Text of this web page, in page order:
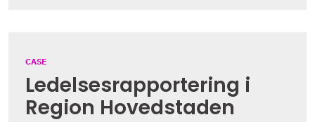
CASE
Ledelsesrapportering i
Region Hovedstaden